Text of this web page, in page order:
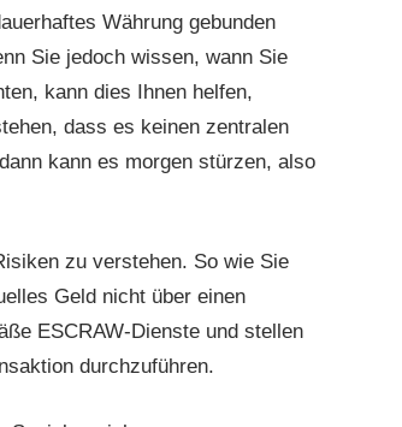
Währung gebunden
Sie jedoch wissen, wann Sie
kann dies Ihnen helfen,
dass es keinen zentralen
kann es morgen stürzen, also
zu verstehen. So wie Sie
Geld nicht über einen
ESCRAW-Dienste und stellen
durchzuführen.